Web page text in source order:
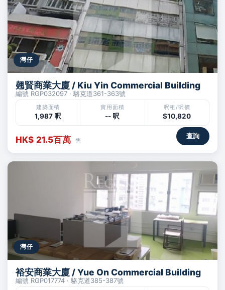
灣仔
翹賢商業大廈 / Kiu Yin Commercial Building
編號 RGP032097 · 駱克道361-363號
建築面積
1,987 呎
實用面積
-- 呎
呎租/呎價
$10,820
HK$ 21.5百萬 售
查詢
灣仔
裕安商業大廈 / Yue On Commercial Building
編號 RGP017774 · 駱克道385-387號